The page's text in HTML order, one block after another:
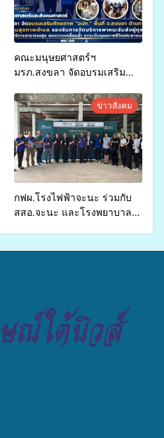
คณะมนุษยศาสตร์ฯ
มรภ.สงขลา จัดอบรมเสริม
จ่ายงบกองทุนสุขภาพตำบล
รองรับการจัดบริการพาหนะรับ
ส่งผู้ทุพพลภาพเพื่อเข้ารับ
บริการสาธารณสุข ลดความ
เหลื่อมล้ำ ยกระดับคุณภาพ
ชีวิตประชาชนอย่างยั่งยืน
ข่าวสังคม
กฟผ.โรงไฟฟ้าจะนะ ร่วมกับ
สสอ.จะนะ และโรงพยาบาล